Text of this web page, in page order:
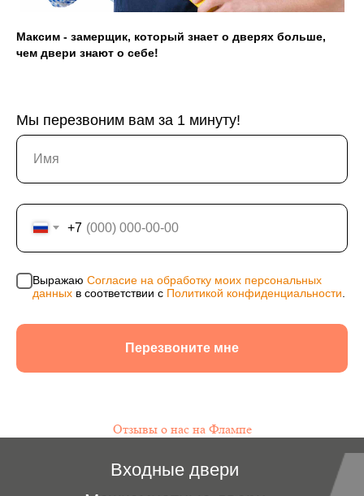
Максим - замерщик, который знает о дверях больше,
чем двери знают о себе!
Мы перезвоним вам за 1 минуту!
+7
Выражаю Согласие на обработку моих персональных
данных в соответствии с Политикой конфиденциальности
Перезвоните мне
Отзывы о нас на Флампе
311246801200021, ОКПО 0176154523
Политика конфиденциальности
Согласие на обработку персональных данных
характер и может быть изменена по усмотрению
компании. Изображения товаров на фотографиях,
отличаться от оригиналов. Использование